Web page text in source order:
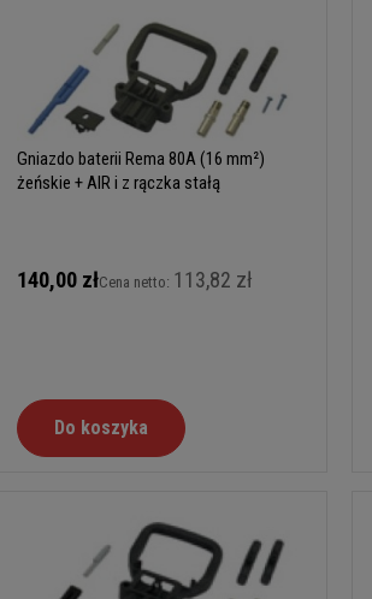
Gniazdo baterii Rema 80A (16 mm²)
żeńskie + AIR i z rączka stałą
140,00 złCena netto: 113,82 zł
Do koszyka